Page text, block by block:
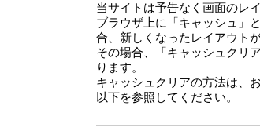
当サイトは予告なく画面のレ
ブラウザ上に「キャッシュ」
合、新しくなったレイアウト
その場合、「キャッシュクリ
ります。
キャッシュクリアの方法は、
以下を参照してください。